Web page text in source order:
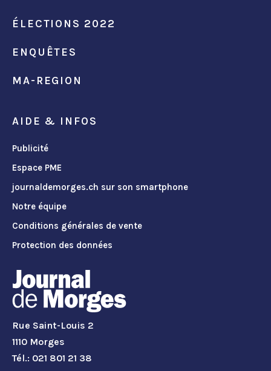
ÉLECTIONS 2022
ENQUÊTES
MA-REGION
AIDE & INFOS
Publicité
Espace PME
journaldemorges.ch sur son smartphone
Notre équipe
Conditions générales de vente
Protection des données
Rue Saint-Louis 2
1110 Morges
Tél.: 021 801 21 38